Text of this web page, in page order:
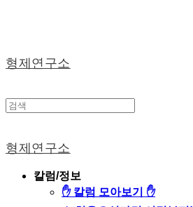
형제연구소
형제연구소
칼럼/정보
✋ 칼럼 모아보기 ✋